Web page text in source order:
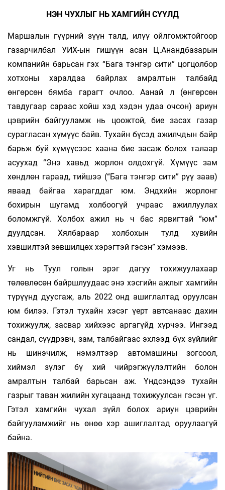
НЭН ЧУХЛЫГ НЬ ХАМГИЙН СҮҮЛД
Маршалын гүүрний зүүн талд, илүү ойлгомжтойгоор
газарчилбал УИХ-ын гишүүн асан Ц.Анандбазарын
компанийн барьсан гэх “Бага тэнгэр сити” цогцолбор
хотхоны харалдаа байрлах амралтын талбайд
өнгөрсөн бямба гарагт очлоо. Аанай л (өнгөрсөн
тавдугаар сараас хойш хэд хэдэн удаа очсон) ариун
цэврийн байгууламж нь цоожтой, бие засах газар
сурагласан хүмүүс байв. Тухайн бүсэд ажилчдын байр
барьж буй хүмүүсээс хаана бие засаж болох талаар
асуухад “Энэ хавьд жорлон олдохгүй. Хүмүүс зам
хөндлөн гараад, тийшээ (“Бага тэнгэр сити” рүү заав)
яваад байгаа харагддаг юм. Эндхийн жорлонг
бохирын шугамд холбоогүй учраас ажиллуулах
боломжгүй. Холбох ажил нь ч бас ярвигтай “юм”
дуулдсан. Хялбараар холбохын тулд хувийн
хэвшилтэй зөвшилцөх хэрэгтэй гэсэн” хэмээв.
Уг нь Туул голын эрэг дагуу тохижуулахаар
төлөвлөсөн байршлуудаас энэ хэсгийн ажлыг хамгийн
түрүүнд дуусгаж, аль 2022 онд ашиглалтад оруулсан
юм билээ. Гэтэл тухайн хэсэг үерт автсанаас дахин
тохижуулж, засвар хийхээс аргагүйд хүрчээ. Ингээд
сандал, сүүдрэвч, зам, талбайгаас эхлээд бүх зүйлийг
нь шинэчилж, нэмэлтээр автомашины зогсоол,
хиймэл зүлэг бү­ хий чийрэгжүүлэлтийн болон
амралтын талбай барьсан аж. Үндсэндээ тухайн
газрыг таван жилийн хугацаанд тохижуулсан гэсэн үг.
Гэтэл хамгийн чухал зүйл болох ариун цэврийн
байгууламжийг нь өнөө хэр ашиглалтад оруулаагүй
байна.